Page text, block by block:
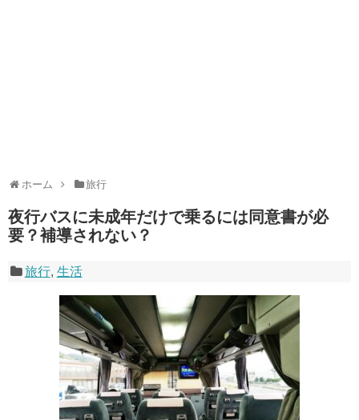
ホーム 旅行
夜行バスに未成年だけで乗るには同意書が必
要？補導されない？
旅行, 生活